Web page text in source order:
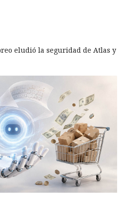
eludió la seguridad de Atlas y